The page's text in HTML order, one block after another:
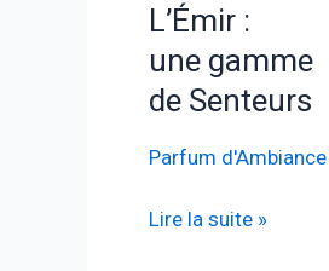
L’Émir :
une gamme
de Senteurs
Parfum d'Ambiance
L’Émir
Lire la suite »